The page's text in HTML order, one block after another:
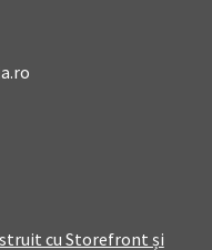
cu Storefront și